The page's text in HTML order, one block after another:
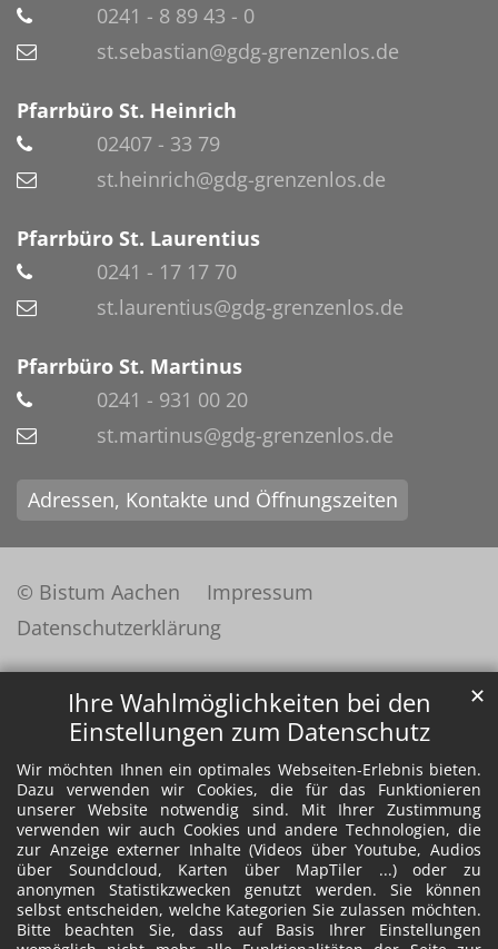
Ihre Wahlmöglichkeiten bei den
Einstellungen zum Datenschutz
Wir möchten Ihnen ein optimales Webseiten-Erlebnis bieten.
Dazu verwenden wir Cookies, die für das Funktionieren
unserer Website notwendig sind. Mit Ihrer Zustimmung
verwenden wir auch Cookies und andere Technologien, die
zur Anzeige externer Inhalte (Videos über Youtube, Audios
über Soundcloud, Karten über MapTiler ...) oder zu
anonymen Statistikzwecken genutzt werden. Sie können
selbst entscheiden, welche Kategorien Sie zulassen möchten.
Bitte beachten Sie, dass auf Basis Ihrer Einstellungen
✕
0241 - 8 89 43 - 0
st.sebastian@gdg-grenzenlos.de
Pfarrbüro St. Heinrich
02407 - 33 79
st.heinrich@gdg-grenzenlos.de
Pfarrbüro St. Laurentius
0241 - 17 17 70
st.laurentius@gdg-grenzenlos.de
Pfarrbüro St. Martinus
0241 - 931 00 20
st.martinus@gdg-grenzenlos.de
Adressen, Kontakte und Öffnungszeiten
© Bistum Aachen
Impressum
Datenschutzerklärung